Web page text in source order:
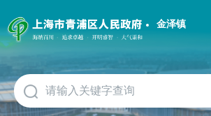
障
碍
作
说
明
跳
金泽镇